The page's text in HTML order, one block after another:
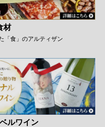
材
「食」のアルティザン
ルワイン